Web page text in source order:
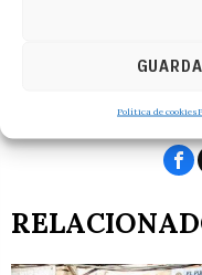
Política de cookies